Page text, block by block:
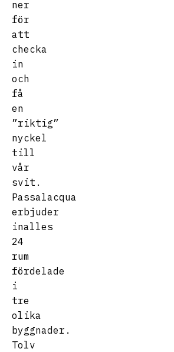
ner
för
att
checka
in
och
få
en
”riktig”
nyckel
till
vår
svit.
Passalacqua
erbjuder
inalles
24
rum
fördelade
i
tre
olika
byggnader.
Tolv